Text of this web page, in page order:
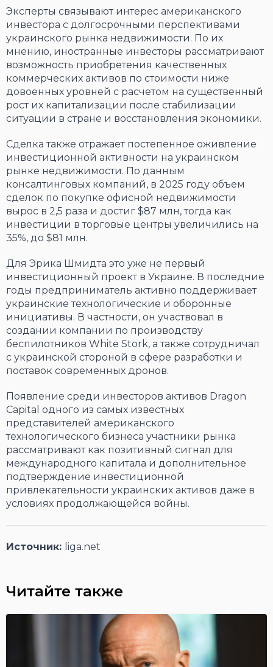
Эксперты связывают интерес американского
инвестора с долгосрочными перспективами
украинского рынка недвижимости. По их
мнению, иностранные инвесторы рассматривают
возможность приобретения качественных
коммерческих активов по стоимости ниже
довоенных уровней с расчетом на существенный
рост их капитализации после стабилизации
ситуации в стране и восстановления экономики.
Сделка также отражает постепенное оживление
инвестиционной активности на украинском
рынке недвижимости. По данным
консалтинговых компаний, в 2025 году объем
сделок по покупке офисной недвижимости
вырос в 2,5 раза и достиг $87 млн, тогда как
инвестиции в торговые центры увеличились на
35%, до $81 млн.
Для Эрика Шмидта это уже не первый
инвестиционный проект в Украине. В последние
годы предприниматель активно поддерживает
украинские технологические и оборонные
инициативы. В частности, он участвовал в
создании компании по производству
беспилотников White Stork, а также сотрудничал
с украинской стороной в сфере разработки и
поставок современных дронов.
Появление среди инвесторов активов Dragon
Capital одного из самых известных
представителей американского
технологического бизнеса участники рынка
рассматривают как позитивный сигнал для
международного капитала и дополнительное
подтверждение инвестиционной
привлекательности украинских активов даже в
условиях продолжающейся войны.
Источник: liga.net
Читайте также